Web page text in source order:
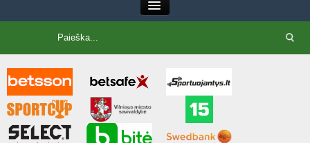
SFL taurė
7x7 CUP